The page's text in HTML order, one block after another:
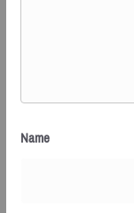
Name